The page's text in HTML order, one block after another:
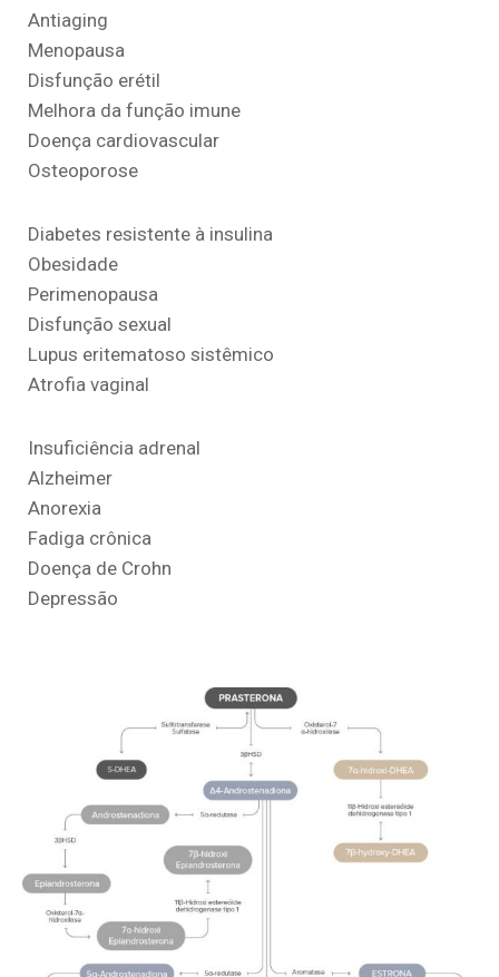
Antiaging
Menopausa
Disfunção erétil
Melhora da função imune
Doença cardiovascular
Osteoporose
Diabetes resistente à insulina
Obesidade
Perimenopausa
Disfunção sexual
Lupus eritematoso sistêmico
Atrofia vaginal
Insuficiência adrenal
Alzheimer
Anorexia
Fadiga crônica
Doença de Crohn
Depressão